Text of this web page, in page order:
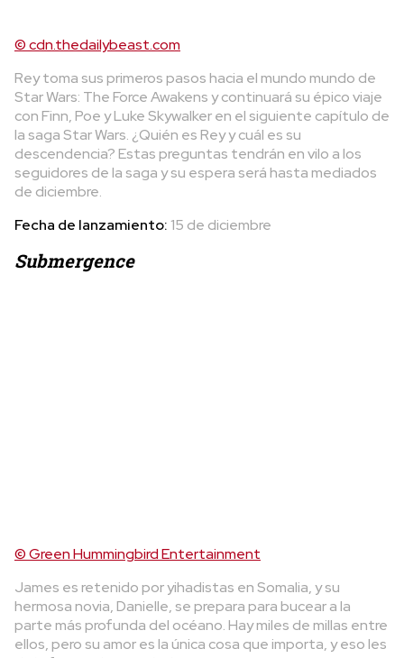
© cdn.thedailybeast.com
Rey toma sus primeros pasos hacia el mundo mundo de
Star Wars: The Force Awakens y continuará su épico viaje
con Finn, Poe y Luke Skywalker en el siguiente capítulo de
la saga Star Wars. ¿Quién es Rey y cuál es su
descendencia? Estas preguntas tendrán en vilo a los
seguidores de la saga y su espera será hasta mediados
de diciembre.
Fecha de lanzamiento:15 de diciembre
Submergence
© Green Hummingbird Entertainment
James es retenido por yihadistas en Somalia, y su
hermosa novia, Danielle, se prepara para bucear a la
parte más profunda del océano. Hay miles de millas entre
ellos, pero su amor es la única cosa que importa, y eso les